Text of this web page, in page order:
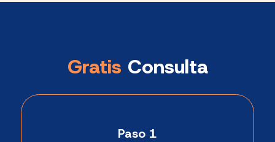
Gratis Consulta
Paso 1